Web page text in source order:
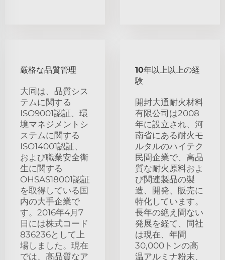
厳格な品質管理
大同は、品質シス
テムに関する
ISO9001認証、環
境マネジメントシ
ステムに関する
ISO14001認証、
および職業安全衛
生に関する
OHSAS18001認証
を取得している国
内の大手企業で
す。2016年4月7
日には株式コード
836236として上
場しました。現在
では、高品質なア
10年以上以上の経
験
開封大通耐火材料
有限公司は2008
年に設立され、河
南省にある耐火モ
ルタルのハイテク
民間企業で、高品
質な耐火原料およ
び関連製品の製
造、開発、販売に
特化しています。
長年の絶え間ない
発展を経て、同社
は現在、年間
30,000トンの高
温アルミナ粉末、